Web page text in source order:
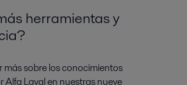
herramientas y
más sobre los conocimientos
Alfa Laval en nuestras nueve